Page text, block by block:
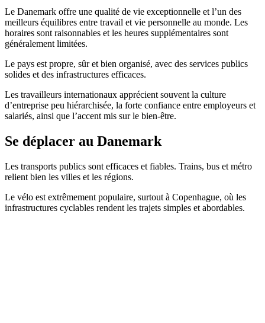
Le Danemark offre une qualité de vie exceptionnelle et l’un des
meilleurs équilibres entre travail et vie personnelle au monde. Les
horaires sont raisonnables et les heures supplémentaires sont
généralement limitées.
Le pays est propre, sûr et bien organisé, avec des services publics
solides et des infrastructures efficaces.
Les travailleurs internationaux apprécient souvent la culture
d’entreprise peu hiérarchisée, la forte confiance entre employeurs et
salariés, ainsi que l’accent mis sur le bien-être.
Se déplacer au Danemark
Les transports publics sont efficaces et fiables. Trains, bus et métro
relient bien les villes et les régions.
Le vélo est extrêmement populaire, surtout à Copenhague, où les
infrastructures cyclables rendent les trajets simples et abordables.